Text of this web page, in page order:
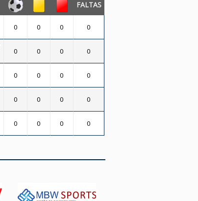
FALTAS
0 0 0 0
0 0 0 0
0 0 0 0
0 0 0 0
0 0 0 0